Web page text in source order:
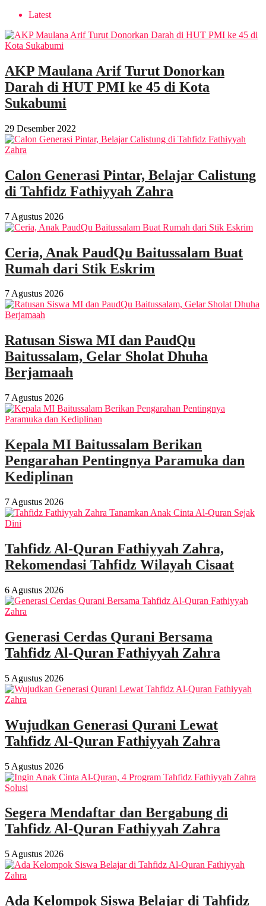
Latest
AKP Maulana Arif Turut Donorkan
Darah di HUT PMI ke 45 di Kota
Sukabumi
29 Desember 2022
Calon Generasi Pintar, Belajar Calistung
di Tahfidz Fathiyyah Zahra
7 Agustus 2026
Ceria, Anak PaudQu Baitussalam Buat
Rumah dari Stik Eskrim
7 Agustus 2026
Ratusan Siswa MI dan PaudQu
Baitussalam, Gelar Sholat Dhuha
Berjamaah
7 Agustus 2026
Kepala MI Baitussalam Berikan
Pengarahan Pentingnya Paramuka dan
Kediplinan
7 Agustus 2026
Tahfidz Al-Quran Fathiyyah Zahra,
Rekomendasi Tahfidz Wilayah Cisaat
6 Agustus 2026
Generasi Cerdas Qurani Bersama
Tahfidz Al-Quran Fathiyyah Zahra
5 Agustus 2026
Wujudkan Generasi Qurani Lewat
Tahfidz Al-Quran Fathiyyah Zahra
5 Agustus 2026
Segera Mendaftar dan Bergabung di
Tahfidz Al-Quran Fathiyyah Zahra
5 Agustus 2026
Ada Kelompok Siswa Belajar di Tahfidz